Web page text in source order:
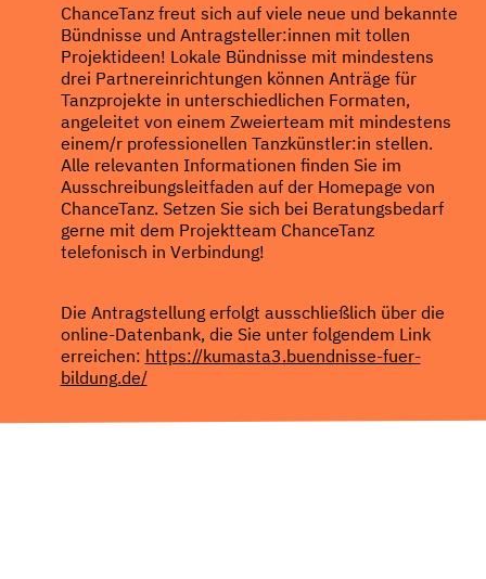
ChanceTanz freut sich auf viele neue und bekannte
Bündnisse und Antragsteller:innen mit tollen
Projektideen! Lokale Bündnisse mit mindestens
drei Partnereinrichtungen können Anträge für
Tanzprojekte in unterschiedlichen Formaten,
angeleitet von einem Zweierteam mit mindestens
einem/r professionellen Tanzkünstler:in stellen.
Alle relevanten Informationen finden Sie im
Ausschreibungsleitfaden auf der Homepage von
ChanceTanz. Setzen Sie sich bei Beratungsbedarf
gerne mit dem Projektteam ChanceTanz
telefonisch in Verbindung!
Die Antragstellung erfolgt ausschließlich über die
online-Datenbank, die Sie unter folgendem Link
erreichen: https://kumasta3.buendnisse-fuer-
bildung.de/